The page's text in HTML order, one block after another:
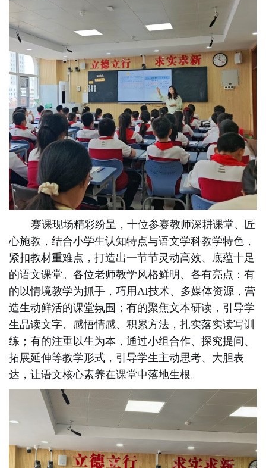
赛课现场精彩纷呈，十位参赛教师深耕课堂、匠
心施教，结合小学生认知特点与语文学科教学特色，
紧扣教材重难点，打造出一节节灵动高效、底蕴十足
的语文课堂。各位老师教学风格鲜明、各有亮点：有
的以情境教学为抓手，巧用 AI技术、 多媒体资源，营
造生动鲜活的课堂氛围；有的聚焦文本研读，引导学
生品读文字、感悟情感、积累方法，扎实落实读写训
练；有的注重以生为本，通过小组合作、探究提问、
拓展延伸等教学形式，引导学生主动思考、大胆表
达，让语文核心素养在课堂中落地生根。